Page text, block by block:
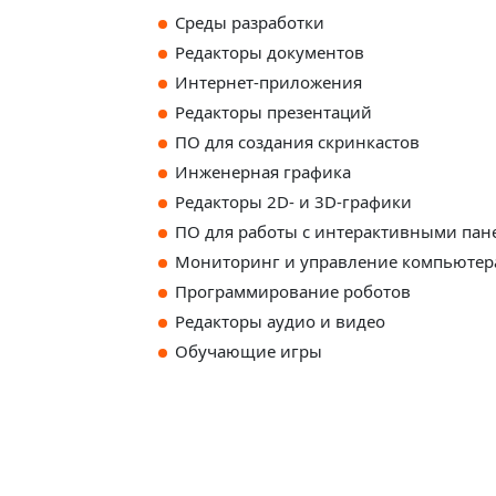
Среды разработки
Редакторы документов
Интернет-приложения
Редакторы презентаций
ПО для создания скринкастов
Инженерная графика
Редакторы 2D- и 3D-графики
ПО для работы с интерактивными
Мониторинг и управление
Программирование роботов
Редакторы аудио и видео
Обучающие игры